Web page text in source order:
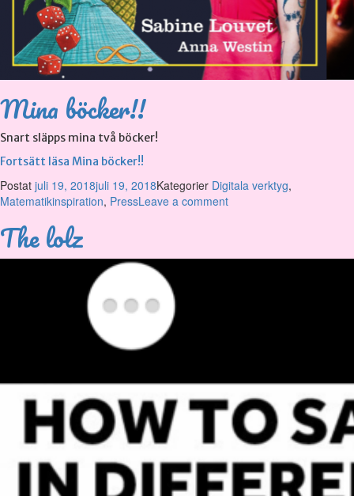
Mina böcker!!
Snart släpps mina två böcker!
Fortsätt läsa Mina böcker!!
Postat juli 19, 2018juli 19, 2018Kategorier Digitala verktyg,
Matematikinspiration, PressLeave a comment
The lolz